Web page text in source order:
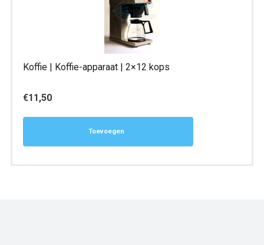
Koffie | Koffie-apparaat | 2×12 kops
€11,50
Toevoegen